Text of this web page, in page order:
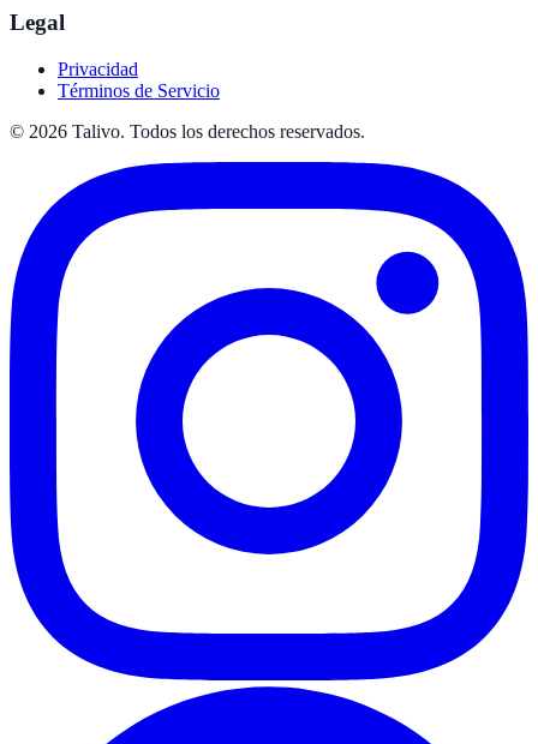
Legal
Privacidad
Términos de Servicio
© 2026 Talivo. Todos los derechos reservados.